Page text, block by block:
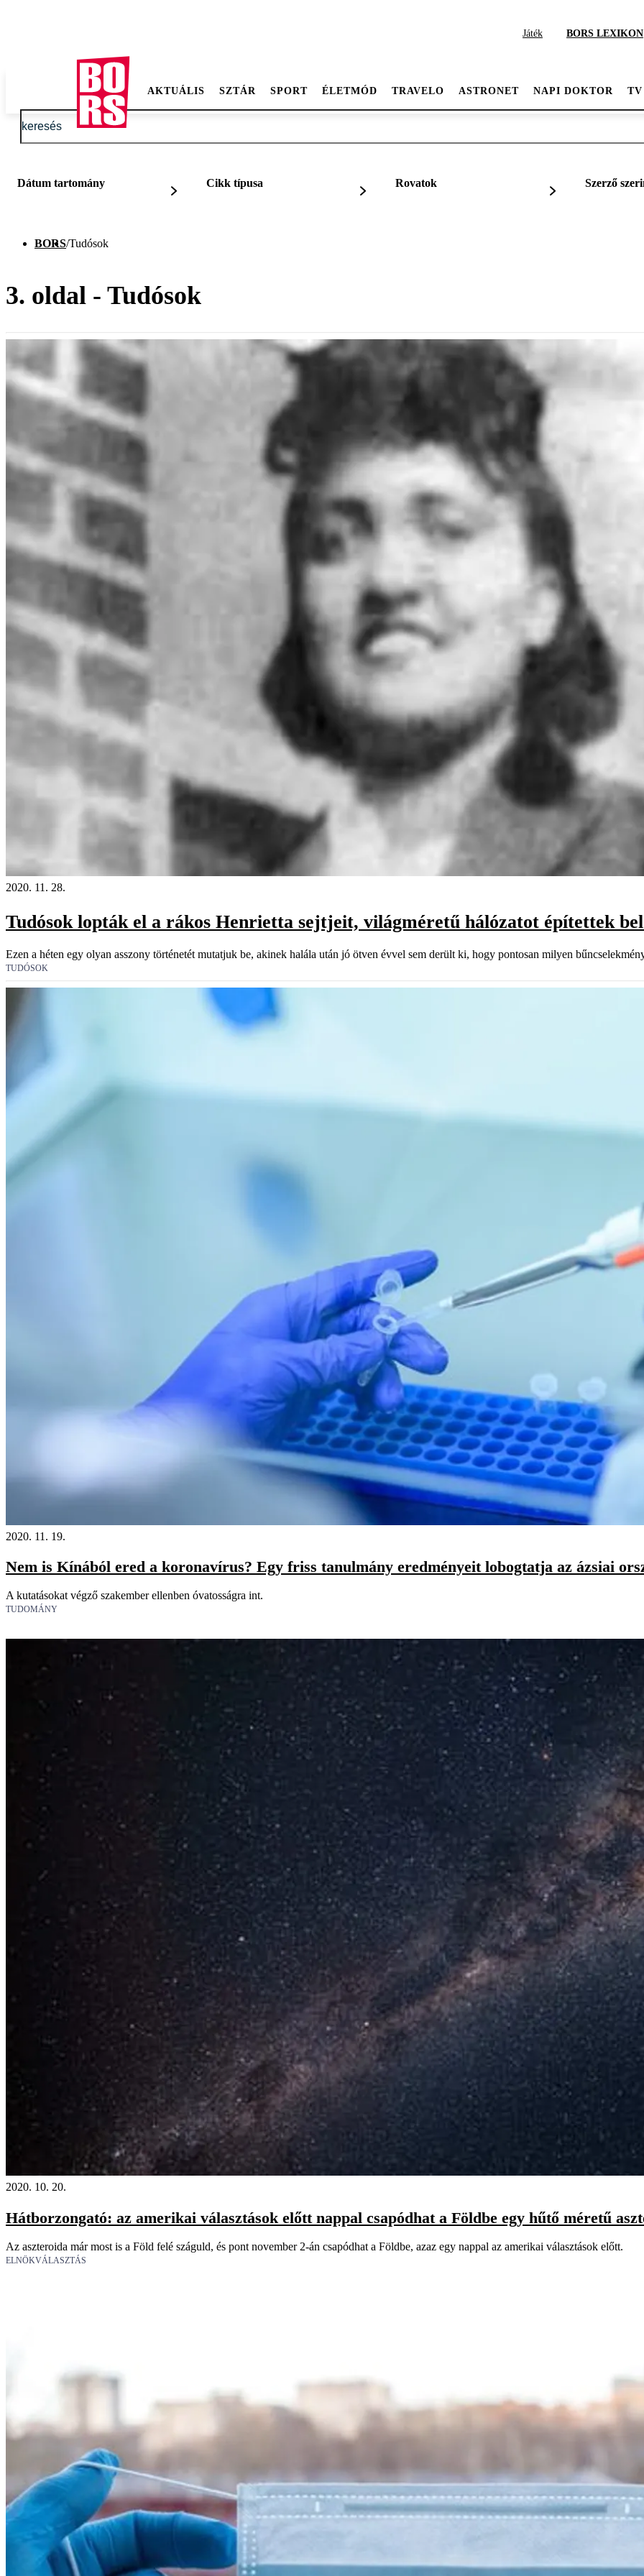
Játék BORS LEXIKON
AKTUÁLIS SZTÁR SPORT ÉLETMÓD TRAVELO ASTRONET NAPI DOKTOR TV
Dátum tartomány Cikk típusa Rovatok Szerző
BORS/Tudósok
3. oldal - Tudósok
2020. 11. 28.
Tudósok lopták el a rákos Henrietta sejtjeit, világméretű hálózatot építettek
Ezen a héten egy olyan asszony történetét mutatjuk be, akinek halála után jó ötven évvel sem derült ki, hogy pontosan milyen
TUDÓSOK
2020. 11. 19.
Nem is Kínából ered a koronavírus? Egy friss tanulmány eredményeit lobogtatja az ázsiai
A kutatásokat végző szakember ellenben óvatosságra int.
TUDOMÁNY
2020. 10. 20.
Hátborzongató: az amerikai választások előtt nappal csapódhat a Földbe egy hűtő méretű
Az aszteroida már most is a Föld felé száguld, és pont november 2-án csapódhat a Földbe, azaz egy nappal az amerikai választások előtt.
ELNÖKVÁLASZTÁS